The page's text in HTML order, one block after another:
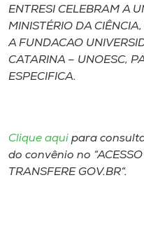
Cultura
CPA
Editora
ENTRESI CELEBRAM A
MINISTÉRIO DA
A FUNDACAO
CATARINA – UNOESC,
ESPECIFICA.
Clique aqui para
do convênio no
TRANSFERE GOV.BR“.